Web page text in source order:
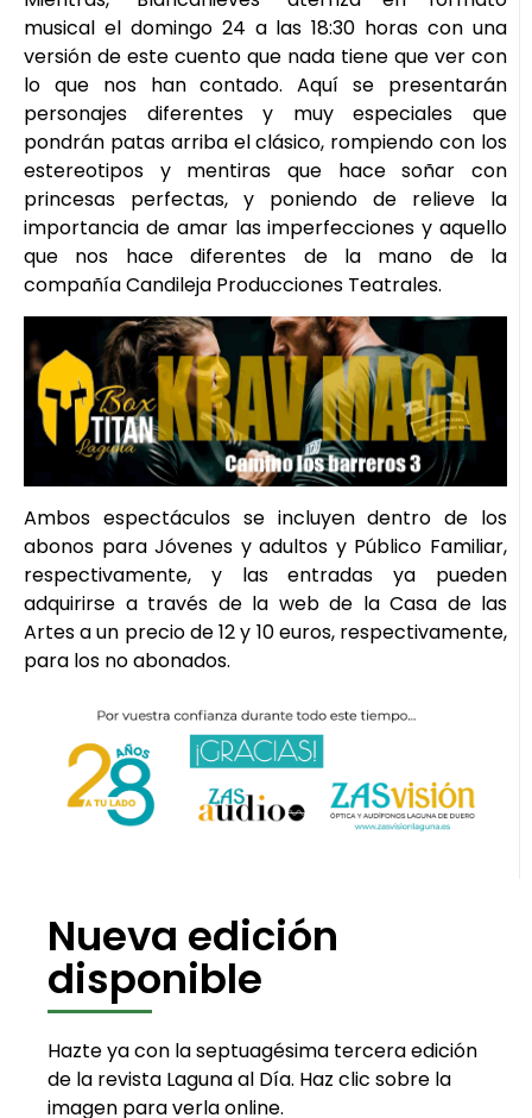
musical el domingo 24 a las 18:30 horas con una
versión de este cuento que nada tiene que ver con
lo que nos han contado. Aquí se presentarán
personajes diferentes y muy especiales que
pondrán patas arriba el clásico, rompiendo con los
estereotipos y mentiras que hace soñar con
princesas perfectas, y poniendo de relieve la
importancia de amar las imperfecciones y aquello
que nos hace diferentes de la mano de la
compañía Candileja Producciones Teatrales.
Ambos espectáculos se incluyen dentro de los
abonos para Jóvenes y adultos y Público Familiar,
respectivamente, y las entradas ya pueden
adquirirse a través de la web de la Casa de las
Artes a un precio de 12 y 10 euros, respectivamente,
para los no abonados.
Nueva edición
disponible
Hazte ya con la septuagésima tercera edición
de la revista Laguna al Día. Haz clic sobre la
imagen para verla online.